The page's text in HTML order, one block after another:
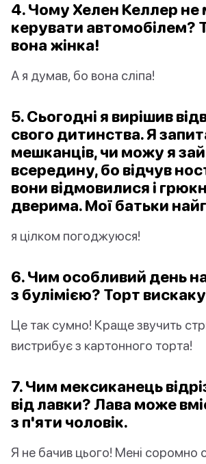
4. Чому Хелен Келлер
керувати автомобілем?
вона жінка!
А я думав, бо вона сліпа!
5. Сьогодні я вирішив
свого дитинства. Я
мешканців, чи можу я
всередину, бо відчув
вони відмовилися і
дверима. Мої батьки
я цілком погоджуюся!
6. Чим особливий день
з булімією? Торт
Це так сумно! Краще звучить
вистрибує з картонного торта!
7. Чим мексиканець
від лавки? Лава може
з п'яти чоловік.
Я не бачив цього! Мені соромно